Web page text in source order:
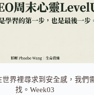
界裡尋求到安全感，我們
找。Week03